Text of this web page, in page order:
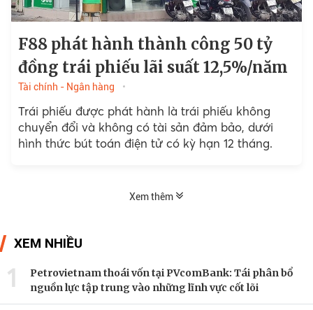
F88 phát hành thành công 50 tỷ
đồng trái phiếu lãi suất 12,5%/năm
Tài chính - Ngân hàng
Trái phiếu được phát hành là trái phiếu không
chuyển đổi và không có tài sản đảm bảo, dưới
hình thức bút toán điện tử có kỳ hạn 12 tháng.
Xem thêm
XEM NHIỀU
1
Petrovietnam thoái vốn tại PVcomBank: Tái phân bổ
nguồn lực tập trung vào những lĩnh vực cốt lõi